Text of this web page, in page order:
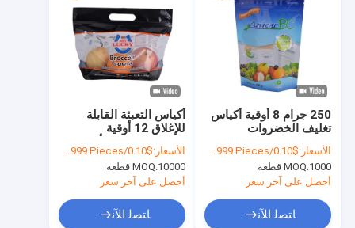
أكياس التعبئة القابلة
للإغلاق 12 أوقية
بلاستيكية شفافة مع ثقوب
الأسعار:$0.10/Pieces 10000-99999 Pieces
MOQ:10000 قطعة
أحصل على آخر سعر
ﺎﺘﺼﻟ ﺍﻶﻧ
250 جرام 8 أوقية أكياس
تغليف الخضروات
Ziplockk القابلة للإغلاق
الأسعار:$0.10/Pieces 1000-99999 Pieces
MOQ:1000 قطعة
أحصل على آخر سعر
ﺎﺘﺼﻟ ﺍﻶﻧ